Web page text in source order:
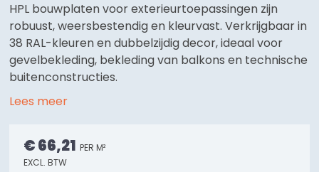
HPL bouwplaten voor exterieurtoepassingen zijn
robuust, weersbestendig en kleurvast. Verkrijgbaar in
38 RAL-kleuren en dubbelzijdig decor, ideaal voor
gevelbekleding, bekleding van balkons en technische
buitenconstructies.
Lees meer
€ 66,21 PER M²
EXCL. BTW